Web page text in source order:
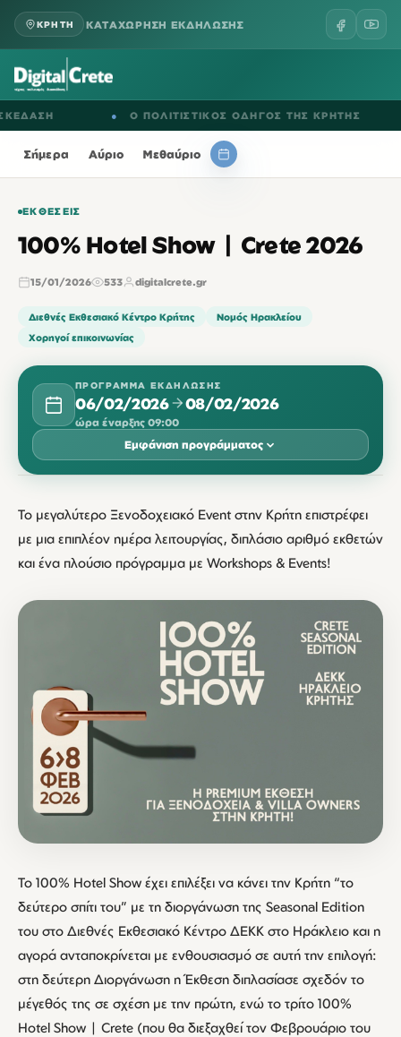
ΚΡΗΤΗ ΚΑΤΑΧΩΡΗΣΗ ΕΚΔΗΛΩΣΗΣ
Ο ΠΟΛΙΤΙΣΤΙΚΟΣ ΟΔΗΓΟΣ ΤΗΣ ΚΡΗΤΗΣ
Σήμερα Αύριο Μεθαύριο
ΕΚΘΈΣΕΙΣ
100% Hotel Show | Crete 2026
15/01/2026 533 digitalcrete.gr
Διεθνές Εκθεσιακό Κέντρο Κρήτης
Νομός Ηρακλείου
Χορηγοί επικοινωνίας
ΠΡΌΓΡΑΜΜΑ ΕΚΔΉΛΩΣΗΣ
06/02/2026 08/02/2026
ώρα έναρξης 09:00
Εμφάνιση προγράμματος
06
09:00
07
09:00
Το μεγαλύτερο Ξενοδοχειακό Event στην Κρήτη επιστρέφει
με μια επιπλέον ημέρα λειτουργίας, διπλάσιο αριθμό εκθετών
και ένα πλούσιο πρόγραμμα με Workshops & Events!
Το 100% Hotel Show έχει επιλέξει να κάνει την Κρήτη “το
δεύτερο σπίτι του” με τη διοργάνωση της Seasonal Edition
του στο Διεθνές Εκθεσιακό Κέντρο ΔΕΚΚ στο Ηράκλειο και η
αγορά ανταποκρίνεται με ενθουσιασμό σε αυτή την επιλογή:
στη δεύτερη Διοργάνωση η Έκθεση διπλασίασε σχεδόν το
μέγεθός της σε σχέση με την πρώτη, ενώ το τρίτο 100%
Hotel Show | Crete (που θα διεξαχθεί τον Φεβρουάριο του